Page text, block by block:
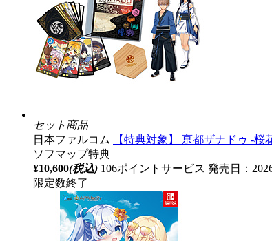
セット商品
日本ファルコム
【特典対象】 亰都ザナドゥ -
ソフマップ特典
¥10,600(税込) 106ポイントサービス 発売日：
限定数終了